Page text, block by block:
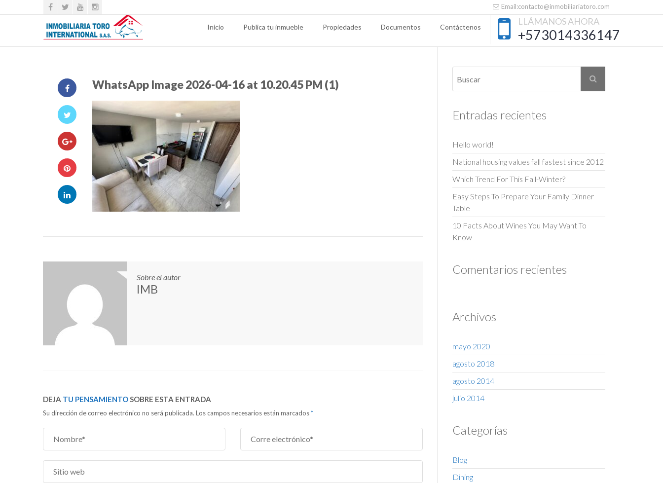
Email:contacto@inmobiliariatoro.com
LLÁMANOS AHORA
+573014336147
Inicio Publica tu inmueble Propiedades Documentos Contáctenos
WhatsApp Image 2026-04-16 at 10.20.45 PM (1)
Sobre el autor
IMB
DEJA TU PENSAMIENTOSOBRE ESTA ENTRADA
Su dirección de correo electrónico no será publicada. Los campos necesarios están marcados*
Entradas recientes
Hello world!
National housing values fall fastest since 2012
Which Trend For This Fall-Winter?
Easy Steps To Prepare Your Family Dinner
Table
10 Facts About Wines You May Want To
Know
Comentarios recientes
Archivos
mayo 2020
agosto 2018
agosto 2014
julio 2014
Categorías
Blog
Dining